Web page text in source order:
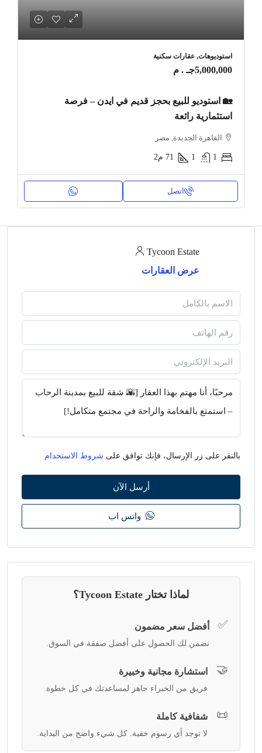
استوديوهات, عقارات سكنية
5,000,000جـ . م
🏡 استوديو للبيع بحجز قديم في ايدن – فرصة
استثمارية رائعة
القاهرة الجديدة, مصر
1
1
71 م2
اتصل
Tycoon Estate
عرض العقارات
بالنقر على زر الإرسال، فإنك توافق على شروط الاستخدام
أرسل الآن
واتس اب
لماذا تختار Tycoon Estate؟
✅ أفضل سعر مضمون
نضمن لك الحصول على أفضل صفقة في السوق.
🤝 استشارة مجانية وخبيرة
فريق من الخبراء جاهز لمساعدتك في كل خطوة.
📜 شفافية كاملة
لا توجد أي رسوم خفية. كل شيء واضح من البداية.